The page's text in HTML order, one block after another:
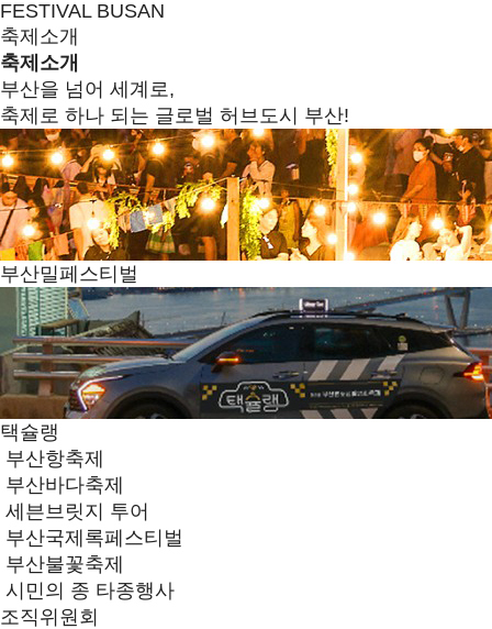
FESTIVAL BUSAN
축제소개
축제소개
부산을 넘어 세계로,
축제로 하나 되는 글로벌 허브도시 부산!
부산밀페스티벌
택슐랭
부산항축제
부산바다축제
세븐브릿지 투어
부산국제록페스티벌
부산불꽃축제
시민의 종 타종행사
조직위원회